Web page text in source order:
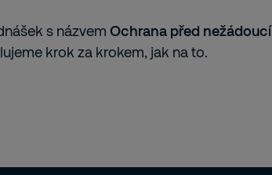
s názvem Ochrana před nežádoucí
krok za krokem, jak na to.